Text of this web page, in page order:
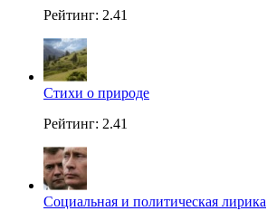
Рейтинг: 2.41
Стихи о природе
Рейтинг: 2.41
Социальная и политическая лирика